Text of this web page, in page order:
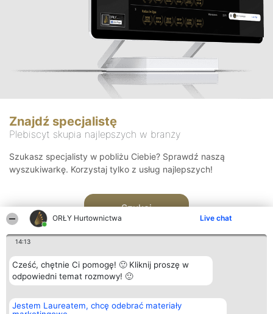
ORŁY Hurtownictwa Live chat
14:13
Cześć, chętnie Ci pomogę! 🙂 Kliknij proszę w
odpowiedni temat rozmowy! 🙂
Jestem Laureatem, chcę odebrać materiały
Znajdź specjalistę
Plebiscyt skupia najlepszych w branży
Szukasz specjalisty w pobliżu Ciebie? Sprawdź naszą
wyszukiwarkę. Korzystaj tylko z usług najlepszych!
Szukaj
Organizator plebiscytu
Bright Side Solutions sp. z o.
Plebiscyt
Laureaci
Kontakt
Kontakt